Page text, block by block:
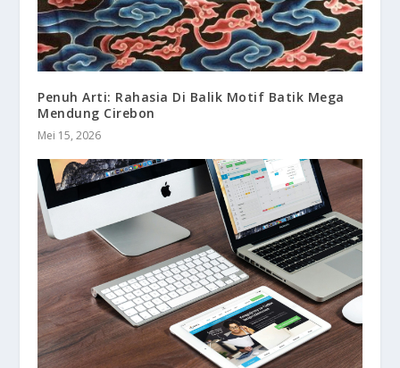
Penuh Arti: Rahasia Di Balik Motif Batik Mega
Mendung Cirebon
Mei 15, 2026